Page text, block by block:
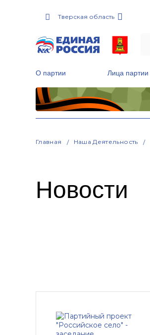
Тверская область
О партии Лица партии
Главная Наша Деятельность
Новости